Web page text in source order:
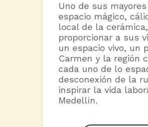
Uno de sus
espacio mágico,
local de la
proporcionar a sus
un espacio vivo, un
Carmen y la región
cada uno de lo
desconexión de la
inspirar la vida
Medellín.